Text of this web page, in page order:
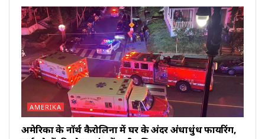
AMERIKA
अमेरिका के नॉर्थ कैरोलिना में घर के अंदर अंधाधुंध फायरिंग,